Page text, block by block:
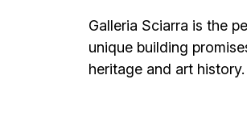
Galleria Sciarra is the
unique building
heritage and art